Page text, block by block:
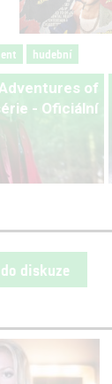
hudební
of
- Oficiální
diskuze